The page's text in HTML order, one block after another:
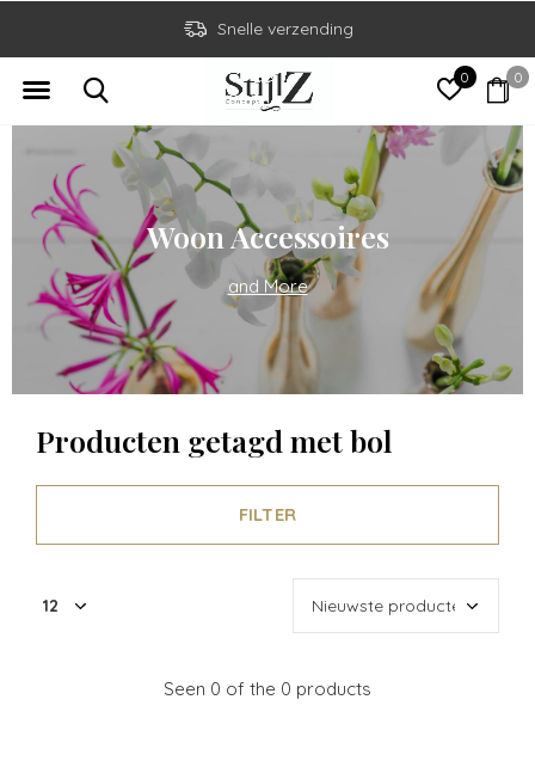
0 0
Snelle verzending
Woon Accessoires
and More
Producten getagd met bol
FILTER
Seen 0 of the 0 products